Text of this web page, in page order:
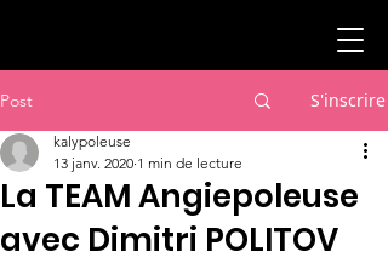
Post S'inscrire
La TEAM Angiepoleuse
avec Dimitri POLITOV
kalypoleuse
13 janv. 2020 1 min de lecture